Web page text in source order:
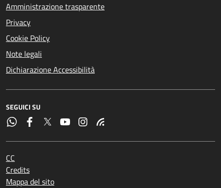
Amministrazione trasparente
Privacy
Cookie Policy
Note legali
Dichiarazione Accessibilità
SEGUICI SU
CC
Credits
Mappa del sito